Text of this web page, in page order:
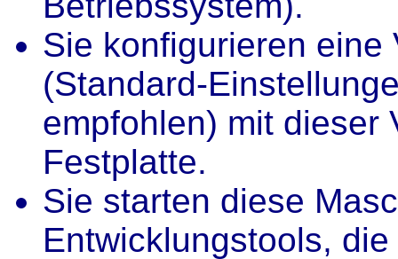
Sie konfigurieren eine
(Standard-
empfohlen) mit dieser
Festplatte.
Sie starten diese
Entwicklungstools,